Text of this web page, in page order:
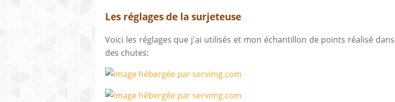
Les réglages de la surjeteuse
Voici les réglages que j'ai utilisés et mon échantillon de points réalisé dans
des chutes: